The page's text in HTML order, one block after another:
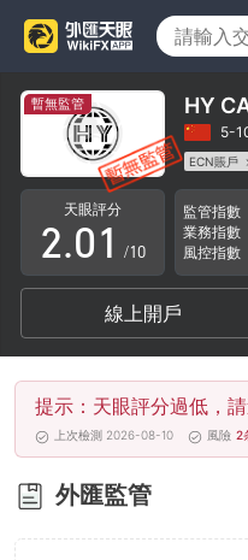
暫無監管 HY
5-
ECN賬戶
高級風險
天眼評分
1
2
3
4
5
6
7
8
.0
1
2
3
4
5
6
0
1
2
3
4
5
6
7
/10
監管指數
業務指數
風控指數
線上開戶
提示：天眼評分過低，請
上次檢測 2026-08-10 風險 2
外匯監管